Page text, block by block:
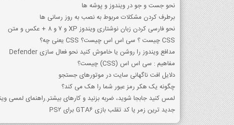
نحو جست و جو در ویندوز و پوشه ها
برطرف کردن مشکلات مربوط به نصب به روز رسانی ها
نحو فارسی کردن زبان نوشتاری ویندوز XP و 7 و 8 + عکس و متن
CSS چیست ؟ سی اس اس چیست؟ CSS یعنی چه؟
مدافع ویندوز را روشن یا خاموش کنید نحو فعال سازی Defender
مفاهیم : سی ‌اس ‌اس (CSS) چیست؟
دلایل افت ناگهانی سایت در موتورهای جستجو
چگونه یک هکر رمز عبور شما را هک می کند؟
لمس کنید جابجا شوید، ضربه بزنید و کارهای بیشتر.راهنمای لمسی
جدید ترین زمر یا کد تقلب بازی GTA6 برای PS2